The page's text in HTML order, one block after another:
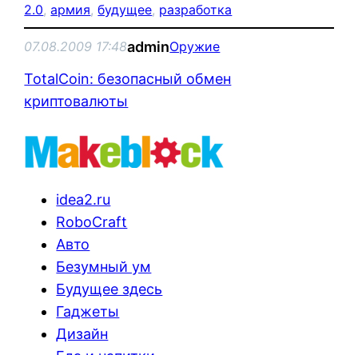
2.0, армия, будущее, разработка
07.08.2009 17:48adminОружие
TotalCoin: безопасный обмен
криптовалюты
idea2.ru
RoboCraft
Авто
Безумный ум
Будущее здесь
Гаджеты
Дизайн